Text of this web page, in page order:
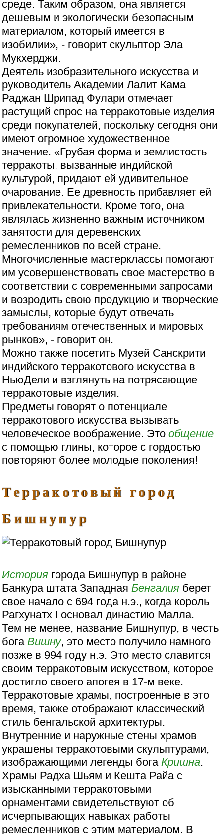
среде. Таким образом, она является
дешевым и экологически безопасным
материалом, который имеется в
изобилии», - говорит скульптор Эла
Мукхерджи.
Деятель изобразительного искусства и
руководитель Академии Лалит Кама
Раджан Шрипад Фулари отмечает
растущий спрос на терракотовые изделия
среди покупателей, поскольку сегодня они
имеют огромное художественное
значение. «Грубая форма и землистость
терракоты, вызванные индийской
культурой, придают ей удивительное
очарование. Ее древность прибавляет ей
привлекательности. Кроме того, она
являлась жизненно важным источником
занятости для деревенских
ремесленников по всей стране.
Многочисленные мастерклассы помогают
им усовершенствовать свое мастерство в
соответствии с современными запросами
и возродить свою продукцию и творческие
замыслы, которые будут отвечать
требованиям отечественных и мировых
рынков», - говорит он.
Можно также посетить Музей Санскрити
индийского терракотового искусства в
НьюДели и взглянуть на потрясающие
терракотовые изделия.
Предметы говорят о потенциале
терракотового искусства вызывать
человеческое воображение. Этообщение
с помощью глины, которое с гордостью
повторяют более молодые поколения!
Терракотовый город
Бишнупур
История города Бишнупур в районе
Банкура штата Западная Бенгалия берет
свое начало с 694 года н.э., когда король
Рагхунатх I основал династию Малла.
Тем не менее, название Бишнупур, в честь
бога Вишну, это место получило намного
позже в 994 году н.э. Это место славится
своим терракотовым искусством, которое
достигло своего апогея в 17-м веке.
Терракотовые храмы, построенные в это
время, также отображают классический
стиль бенгальской архитектуры.
Внутренние и наружные стены храмов
украшены терракотовыми скульптурами,
изображающими легенды бога Кришна.
Храмы Радха Шьям и Кешта Райа с
изысканными терракотовыми
орнаментами свидетельствуют об
исчерпывающих навыках работы
ремесленников с этим материалом. В